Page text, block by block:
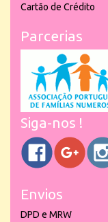
Cartão de Crédito
Parcerias
Siga-nos !
Envios
DPD e MRW